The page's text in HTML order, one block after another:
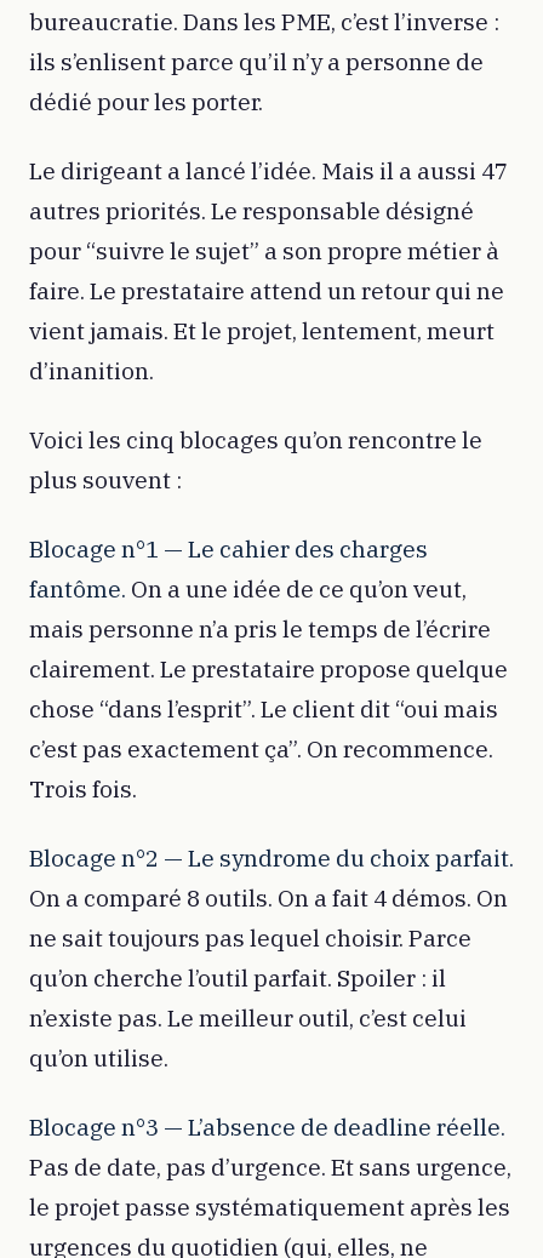
bureaucratie. Dans les PME, c’est l’inverse :
ils s’enlisent parce qu’il n’y a personne de
dédié pour les porter.
Le dirigeant a lancé l’idée. Mais il a aussi 47
autres priorités. Le responsable désigné
pour “suivre le sujet” a son propre métier à
faire. Le prestataire attend un retour qui ne
vient jamais. Et le projet, lentement, meurt
d’inanition.
Voici les cinq blocages qu’on rencontre le
plus souvent :
Blocage n°1 — Le cahier des charges
fantôme. On a une idée de ce qu’on veut,
mais personne n’a pris le temps de l’écrire
clairement. Le prestataire propose quelque
chose “dans l’esprit”. Le client dit “oui mais
c’est pas exactement ça”. On recommence.
Trois fois.
Blocage n°2 — Le syndrome du choix parfait.
On a comparé 8 outils. On a fait 4 démos. On
ne sait toujours pas lequel choisir. Parce
qu’on cherche l’outil parfait. Spoiler : il
n’existe pas. Le meilleur outil, c’est celui
qu’on utilise.
Blocage n°3 — L’absence de deadline réelle.
Pas de date, pas d’urgence. Et sans urgence,
le projet passe systématiquement après les
urgences du quotidien (qui, elles, ne